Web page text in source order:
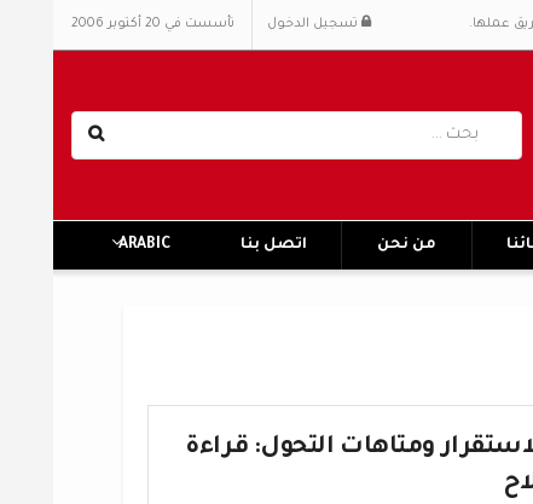
عملها. تسجيل الدخول تأسست في 20 أكتوبر 2006
من نحن اتصل بنا ARABIC
ومتاهات التحول: قراءة